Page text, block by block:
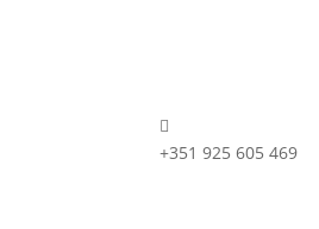

+351 925 605 469